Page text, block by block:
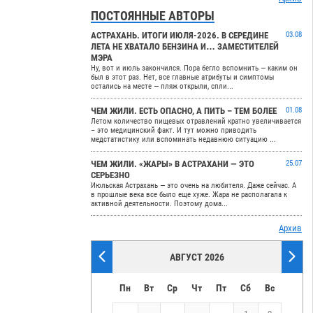
ПОСТОЯННЫЕ АВТОРЫ
АСТРАХАНЬ. ИТОГИ ИЮЛЯ-2026. В СЕРЕДИНЕ
ЛЕТА НЕ ХВАТАЛО БЕНЗИНА И… ЗАМЕСТИТЕЛЕЙ
МЭРА
03.08
Ну, вот и июль закончился. Пора бегло вспомнить — каким он
был в этот раз. Нет, все главные атрибуты и симптомы
остались на месте — пляж открыли, спли...
ЧЕМ ЖИЛИ. ЕСТЬ ОПАСНО, А ПИТЬ – ТЕМ БОЛЕЕ
01.08
Летом количество пищевых отравлений кратно увеличивается
– это медицинский факт. И тут можно приводить
медстатистику или вспоминать недавнюю ситуацию ...
ЧЕМ ЖИЛИ. «ЖАРЫ» В АСТРАХАНИ — ЭТО
СЕРЬЕЗНО
25.07
Июльская Астрахань — это очень на любителя. Даже сейчас. А
в прошлые века все было еще хуже. Жара не располагала к
активной деятельности. Поэтому дома...
Архив
АВГУСТ 2026
Пн Вт Ср Чт Пт Сб Вс